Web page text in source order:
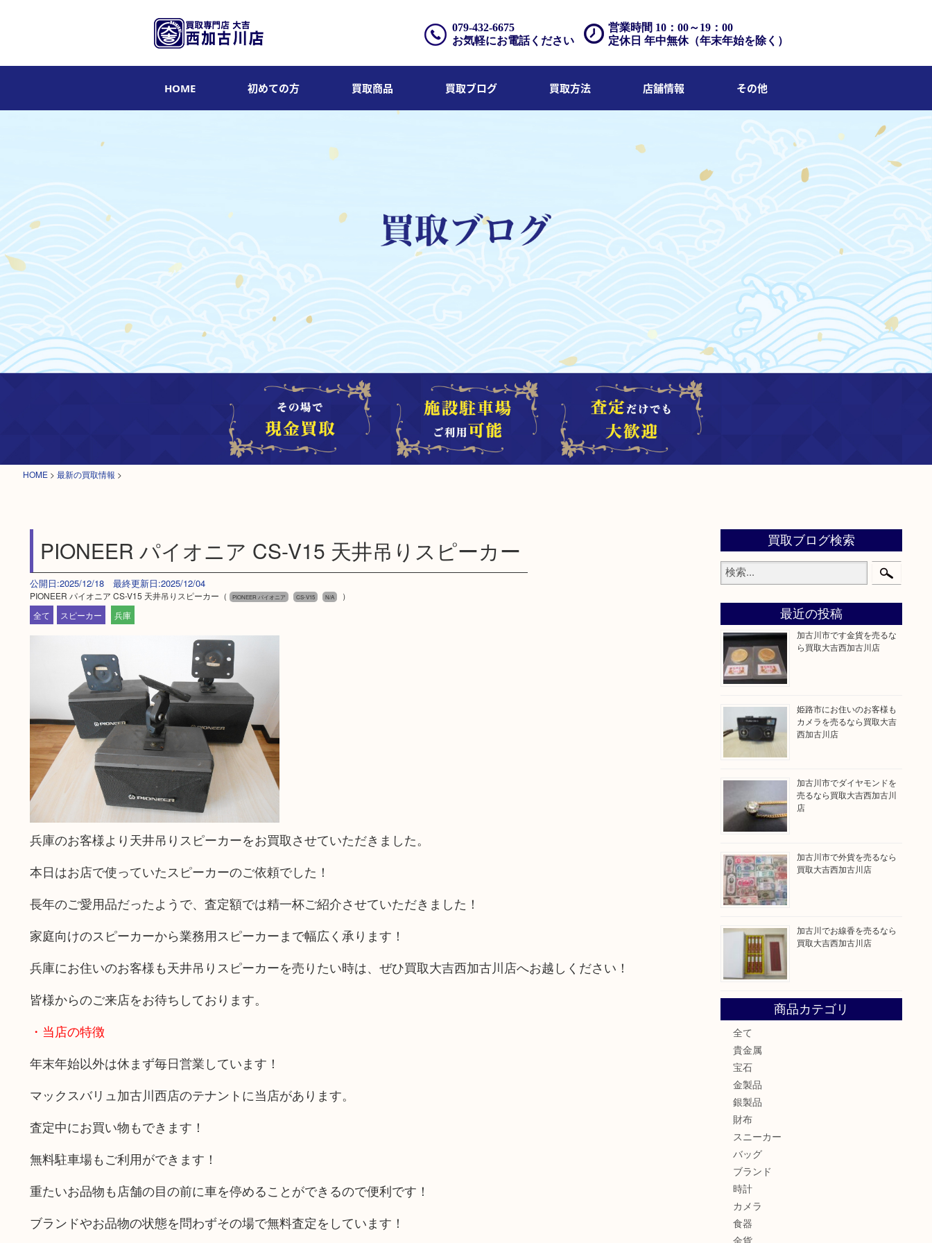
営業時間 10：00～19：00
定休日 年中無休（年末年始を除く）
079-432-6675
お気軽にお電話ください
HOME 初めての方 買取商品 買取ブログ 買取方法 店舗情報 その他
HOME > 最新の買取情報 >
PIONEER パイオニア CS-V15 天井吊りスピーカー
公開日:2025/12/18 最終更新日:2025/12/04
PIONEER パイオニア CS-V15 天井吊りスピーカー（ PIONEER パイオニア CS-V15 N/A
）
全て
スピーカー 兵庫
兵庫のお客様より天井吊りスピーカーをお買取させていただきました。
本日はお店で使っていたスピーカーのご依頼でした！
長年のご愛用品だったようで、査定額では精一杯ご紹介させていただきました！
家庭向けのスピーカーから業務用スピーカーまで幅広く承ります！
兵庫にお住いのお客様も天井吊りスピーカーを売りたい時は、ぜひ買取大吉西加古川店へお越しください！
皆様からのご来店をお待ちしております。
・当店の特徴
年末年始以外は休まず毎日営業しています！
マックスバリュ加古川西店のテナントに当店があります。
査定中にお買い物もできます！
無料駐車場もご利用ができます！
重たいお品物も店舗の目の前に車を停めることができるので便利です！
ブランドやお品物の状態を問わずその場で無料査定をしています！
買取ブログ検索
最近の投稿
加古川市です金貨を売るな
ら買取大吉西加古川店
姫路市にお住いのお客様も
カメラを売るなら買取大吉
西加古川店
加古川市でダイヤモンドを
売るなら買取大吉西加古川
店
加古川市で外貨を売るなら
買取大吉西加古川店
加古川でお線香を売るなら
買取大吉西加古川店
商品カテゴリ
全て
貴金属
宝石
金製品
銀製品
財布
スニーカー
バッグ
ブランド
時計
カメラ
食器
金貨